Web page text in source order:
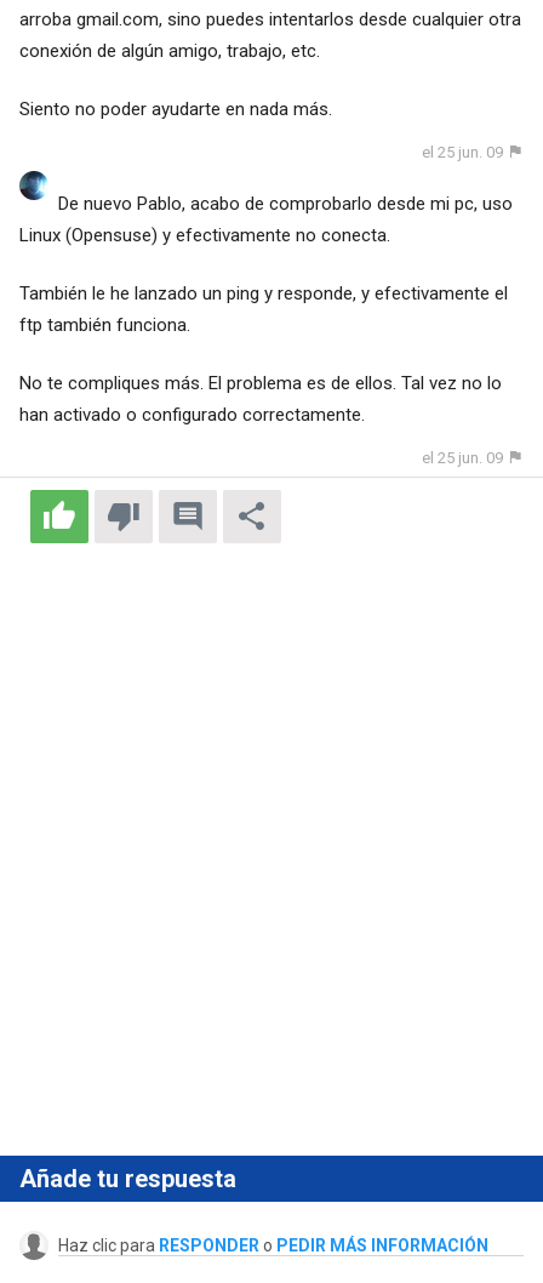
arroba gmail.com, sino puedes intentarlos desde cualquier otra
conexión de algún amigo, trabajo, etc.
Siento no poder ayudarte en nada más.
el 25 jun. 09
De nuevo Pablo, acabo de comprobarlo desde mi pc, uso
Linux (Opensuse) y efectivamente no conecta.
También le he lanzado un ping y responde, y efectivamente el
ftp también funciona.
No te compliques más. El problema es de ellos. Tal vez no lo
han activado o configurado correctamente.
el 25 jun. 09
Añade tu respuesta
Haz clic para RESPONDER o PEDIR MÁS INFORMACIÓN